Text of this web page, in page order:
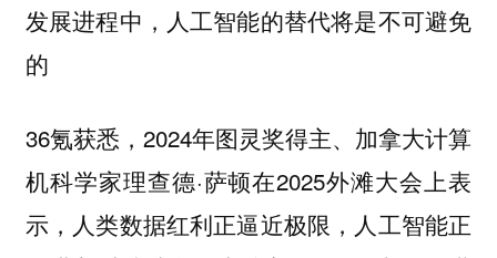
发展进程中，人工智能的替代将是不可避免
的
36氪获悉，2024年图灵奖得主、加拿大计算
机科学家理查德·萨顿在2025外滩大会上表
示，人类数据红利正逼近极限，人工智能正